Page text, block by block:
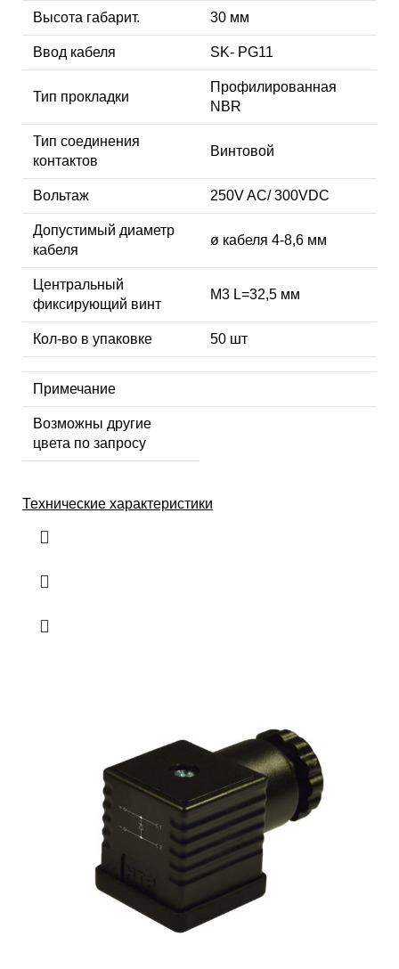
Высота габарит. 30 мм
Ввод кабеля SK- PG11
Тип прокладки
Профилированная
NBR
Тип соединения
контактов
Винтовой
Вольтаж 250V AC/ 300VDC
Допустимый диаметр
кабеля
ø кабеля 4-8,6 мм
Центральный
фиксирующий винт
М3 L=32,5 мм
Кол-во в упаковке 50 шт
Примечание
Возможны другие
цвета по запросу
Технические характеристики